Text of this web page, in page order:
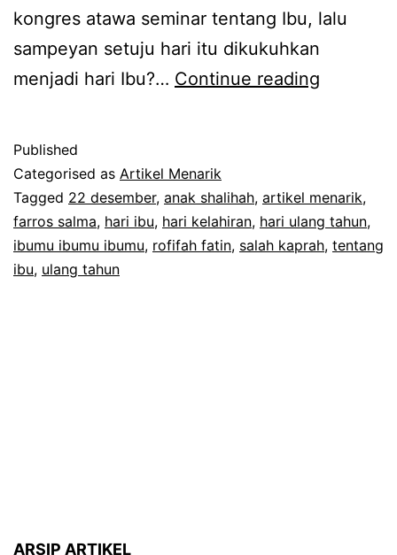
kongres atawa seminar tentang Ibu, lalu
sampeyan setuju hari itu dikukuhkan
menjadi hari Ibu?… Continue reading
Januari
(Bukan
22
Published
Categorised as Artikel Menarik
Tagged 22 desember, anak shalihah, artikel menarik,
farros salma, hari ibu, hari kelahiran, hari ulang tahun,
ibumu ibumu ibumu, rofifah fatin, salah kaprah, tentang
ibu, ulang tahun
ARSIP ARTIKEL